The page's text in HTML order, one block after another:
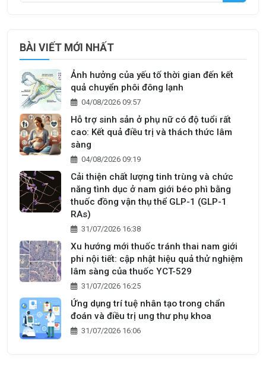
BÀI VIẾT MỚI NHẤT
Ảnh hưởng của yếu tố thời gian đến kết
quả chuyển phôi đông lạnh
04/08/2026 09:57
Hỗ trợ sinh sản ở phụ nữ có độ tuổi rất
cao: Kết quả điều trị và thách thức lâm
sàng
04/08/2026 09:19
Cải thiện chất lượng tinh trùng và chức
năng tình dục ở nam giới béo phì bằng
thuốc đồng vận thụ thể GLP-1 (GLP-1
RAs)
31/07/2026 16:38
Xu hướng mới thuốc tránh thai nam giới
phi nội tiết: cập nhật hiệu quả thử nghiệm
lâm sàng của thuốc YCT-529
31/07/2026 16:25
Ứng dụng trí tuệ nhân tạo trong chẩn
đoán và điều trị ung thư phụ khoa
31/07/2026 16:06